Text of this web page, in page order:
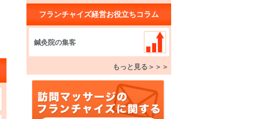
フランチャイズ経営お役立ちコラム
鍼灸院の集客
もっと見る＞＞＞